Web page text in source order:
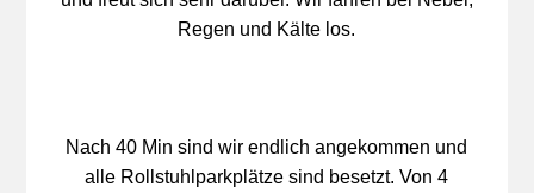
Regen und Kälte los.
Nach 40 Min sind wir endlich angekommen und
alle Rollstuhlparkplätze sind besetzt. Von 4